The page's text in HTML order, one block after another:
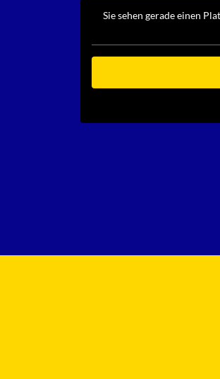
Sie sehen gerade einen